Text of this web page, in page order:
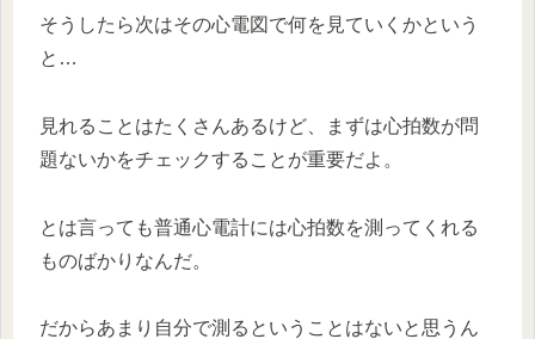
そうしたら次はその心電図で何を見ていくかという
と…
見れることはたくさんあるけど、まずは心拍数が問
題ないかをチェックすることが重要だよ。
とは言っても普通心電計には心拍数を測ってくれる
ものばかりなんだ。
だからあまり自分で測るということはないと思うん